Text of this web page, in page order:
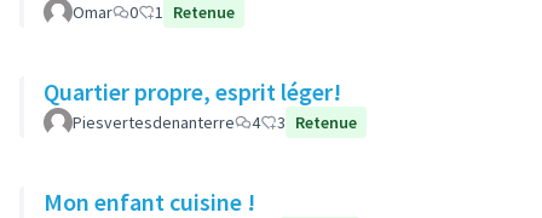
Omar 0 1 Retenue
Quartier propre, esprit léger!
Piesvertesdenanterre 4 3 Retenue
Mon enfant cuisine !